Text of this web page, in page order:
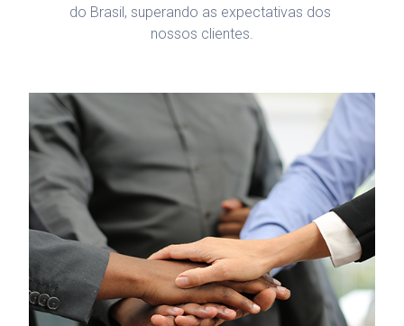
do Brasil, superando as expectativas dos
nossos clientes.